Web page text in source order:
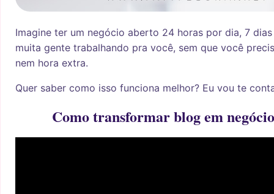
Imagine ter um negócio aberto 24 horas por dia, 7 dias
muita gente trabalhando pra você, sem que você
nem hora extra.
Quer saber como isso funciona melhor? Eu vou te
Como transformar blog em